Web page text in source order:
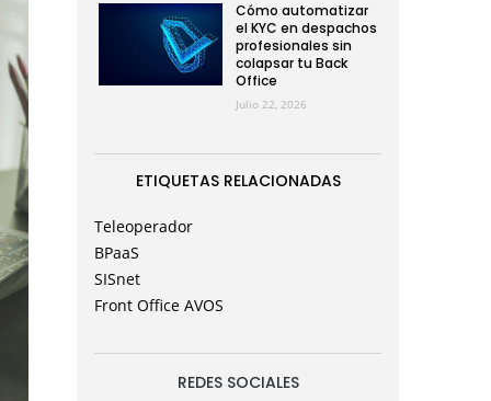
Cómo automatizar
el KYC en despachos
profesionales sin
colapsar tu Back
Office
Julio 22, 2026
ETIQUETAS RELACIONADAS
Teleoperador
BPaaS
SISnet
Front Office AVOS
REDES SOCIALES